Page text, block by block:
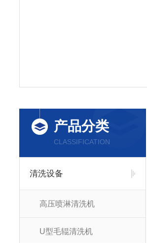
产品分类
CLASSIFICATION
清洗设备
高压喷淋清洗机
U型毛辊清洗机